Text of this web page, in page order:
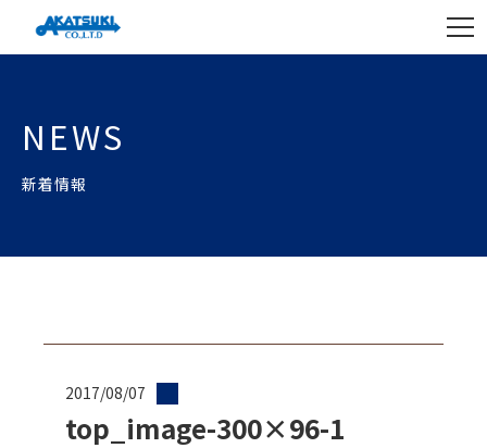
NEWS
新着情報
2017/08/07
top_image-300×96-1